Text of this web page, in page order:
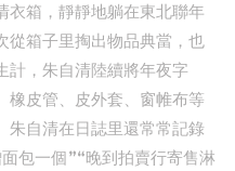
衣箱，靜靜地躺在東北聯年
從箱子里掏出物品典當，也
計，朱自清陸續將年夜字
橡皮管、皮外套、窗帷布等
朱自清在日誌里還常常記錄
包一個”“晚到拍賣行寄售淋